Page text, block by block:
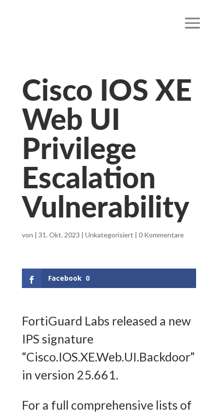
Cisco IOS XE
Web UI
Privilege
Escalation
Vulnerability
von | 31. Okt. 2023 | Unkategorisiert | 0 Kommentare
Facebook 0
FortiGuard Labs released a new
IPS signature
“Cisco.IOS.XE.Web.UI.Backdoor”
in version 25.661.
For a full comprehensive lists of